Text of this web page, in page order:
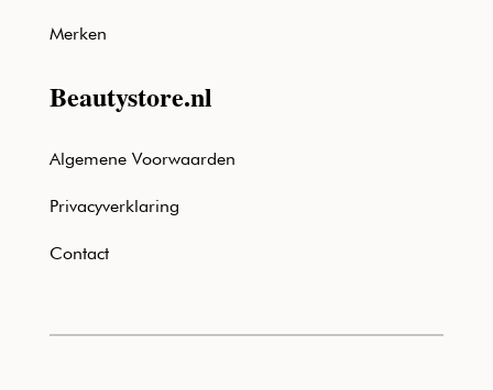
Merken
Beautystore.nl
Algemene Voorwaarden
Privacyverklaring
Contact